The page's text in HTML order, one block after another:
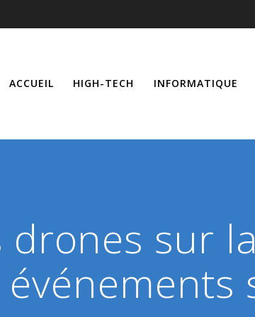
ACCUEIL HIGH-TECH INFORMATIQUE
drones sur
événements